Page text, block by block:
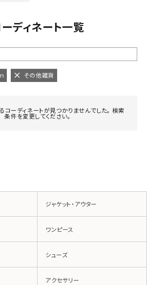
ディネート一覧
その他雑貨
ーディネートが見つかりませんでした。 検索
条件を変更してください。
ジャケット・アウター
ワンピース
シューズ
アクセサリー